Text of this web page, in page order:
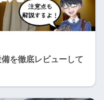
を徹底レビューして